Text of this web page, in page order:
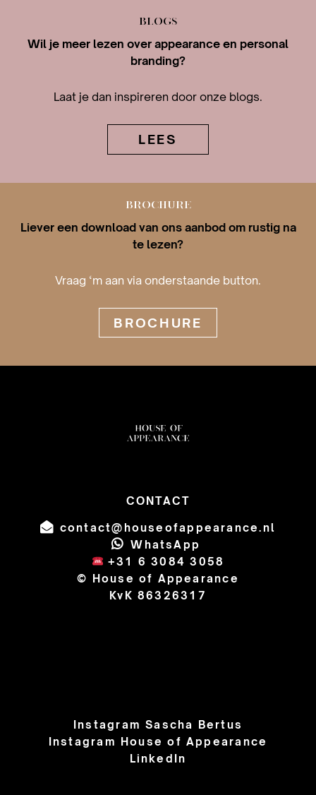
BLOGS
Wil je meer lezen over appearance en personal
branding?
Laat je dan inspireren door onze blogs.
LEES
BROCHURE
Liever een download van ons aanbod om rustig na
te lezen?
Vraag ‘m aan via onderstaande button.
BROCHURE
CONTACT
contact@houseofappearance.nl
WhatsApp
+31 6 3084 3058
© House of Appearance
KvK 86326317
Instagram Sascha Bertus
Instagram House of Appearance
LinkedIn